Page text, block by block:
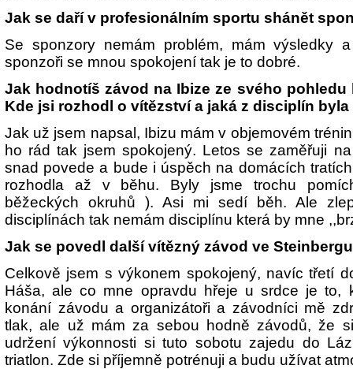
Jak se daří v profesionálním sportu shánět
Se sponzory nemám problém, mám výsledky
sponzoři se mnou spokojení tak je to dobré.
Jak hodnotíš závod na Ibize ze svého pohledu
Kde jsi rozhodl o vítězství a jaká z disciplín
Jak už jsem napsal, Ibizu mám v objemovém
ho rád tak jsem spokojený. Letos se zaměřuji
snad povede a bude i úspěch na domácích
rozhodla až v běhu. Byly jsme trochu
běžeckých okruhů ). Asi mi sedí běh. Ale
disciplínách tak nemám disciplínu která by mne
Jak se povedl další vítězný závod ve
Celkově jsem s výkonem spokojený, navíc třetí
Háša, ale co mne opravdu hřeje u srdce je to,
konání závodu a organizátoři a závodníci mě
tlak, ale už mám za sebou hodně závodů, že
udržení výkonnosti si tuto sobotu zajedu do
triatlon. Zde si příjemně potrénuji a budu užívat